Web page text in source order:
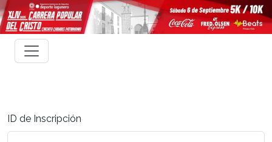
ID de Inscripción